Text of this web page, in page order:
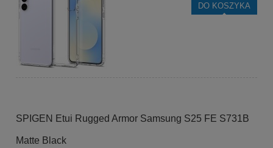
DO KOSZYKA
SPIGEN Etui Rugged Armor Samsung S25 FE S731B
Matte Black